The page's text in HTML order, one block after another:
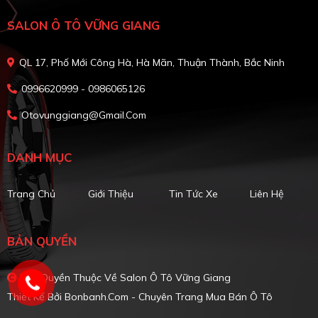
SALON Ô TÔ VỮNG GIANG
QL 17, Phố Mới Công Hà, Hà Mãn, Thuận Thành, Bắc Ninh
0996620999 - 0986065126
Otovunggiang@gmail.com
DANH MỤC
Trang Chủ Giới Thiệu Tin Tức Xe Liên Hệ
BẢN QUYỀN
Bản Quyền Thuộc Về Salon Ô Tô Vững Giang
Thiết Kế Bởi Bonbanh.com - Chuyên Trang Mua Bán Ô Tô